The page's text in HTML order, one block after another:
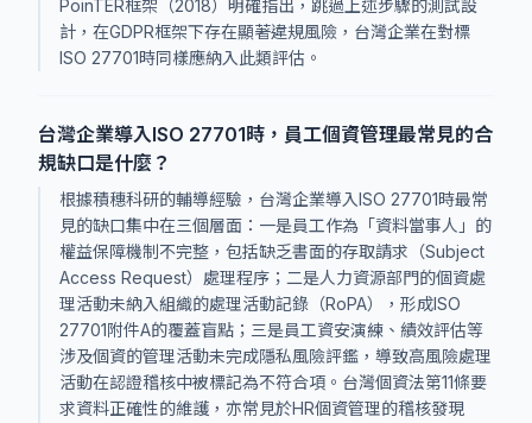
PoinTER框架（2018）明確指出，跳過上述步驟的測試設
計，在GDPR框架下存在顯著違規風險，台灣企業在對標
ISO 27701時同樣應納入此類評估。
台灣企業導入ISO 27701時，員工個資管理最常見的合
規缺口是什麼？
根據積穗科研的輔導經驗，台灣企業導入ISO 27701時最常
見的缺口集中在三個層面：一是員工作為「資料當事人」的
權益保障機制不完整，包括缺乏書面的存取請求（Subject
Access Request）處理程序；二是人力資源部門的個資處
理活動未納入組織的處理活動記錄（RoPA），形成ISO
27701附件A的覆蓋盲點；三是員工資安演練、績效評估等
涉及個資的管理活動未完成隱私風險評鑑，導致高風險處理
活動在認證稽核中被標記為不符合項。台灣個資法第11條要
求資料正確性的維護，亦常見於HR個資管理的稽核發現